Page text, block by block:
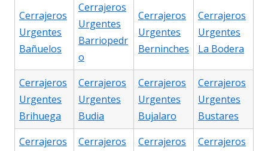
Cerrajeros
Urgentes
Bañuelos
Cerrajeros
Urgentes
Barriopedr
o
Cerrajeros
Urgentes
Berninches
Cerrajeros
Urgentes
La Bodera
Cerrajeros
Urgentes
Brihuega
Cerrajeros
Urgentes
Budia
Cerrajeros
Urgentes
Bujalaro
Cerrajeros
Urgentes
Bustares
Cerrajeros
Cerrajeros
Cerrajeros
Cerrajeros